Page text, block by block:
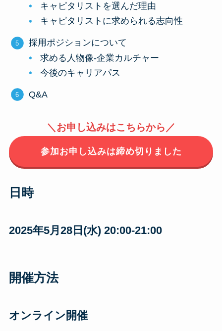
キャピタリストを選んだ理由
キャピタリストに求められる志向性
採用ポジションについて
求める人物像-企業カルチャー
今後のキャリアパス
Q&A
＼お申し込みはこちらから／
参加お申し込みは締め切りました
日時
2025年5月28日(水) 20:00-21:00
開催方法
オンライン開催